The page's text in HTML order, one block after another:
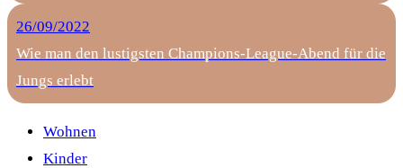
26/09/2022
Wie man den lustigsten Champions-League-Abend für die
Jungs erlebt
Wohnen
Kinder